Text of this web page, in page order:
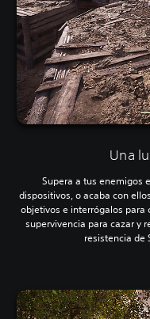
Una
Supera a tus enemigos
dispositivos, o acaba con
objetivos e interrógalos para
supervivencia para cazar y
resistencia de